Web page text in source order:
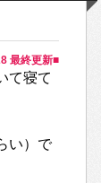
最終更新■
て寝て
い）で